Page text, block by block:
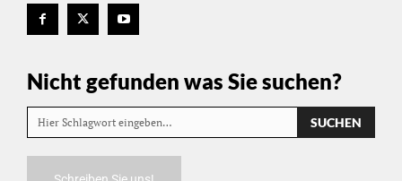
Nicht gefunden was Sie suchen?
Hier Schlagwort eingeben… SUCHEN